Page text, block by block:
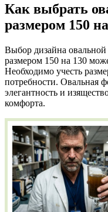
Как выбрать
размером 150
Выбор дизайна
размером 150 на 130
Необходимо учесть
потребности. Овальная
элегантность и
комфорта.